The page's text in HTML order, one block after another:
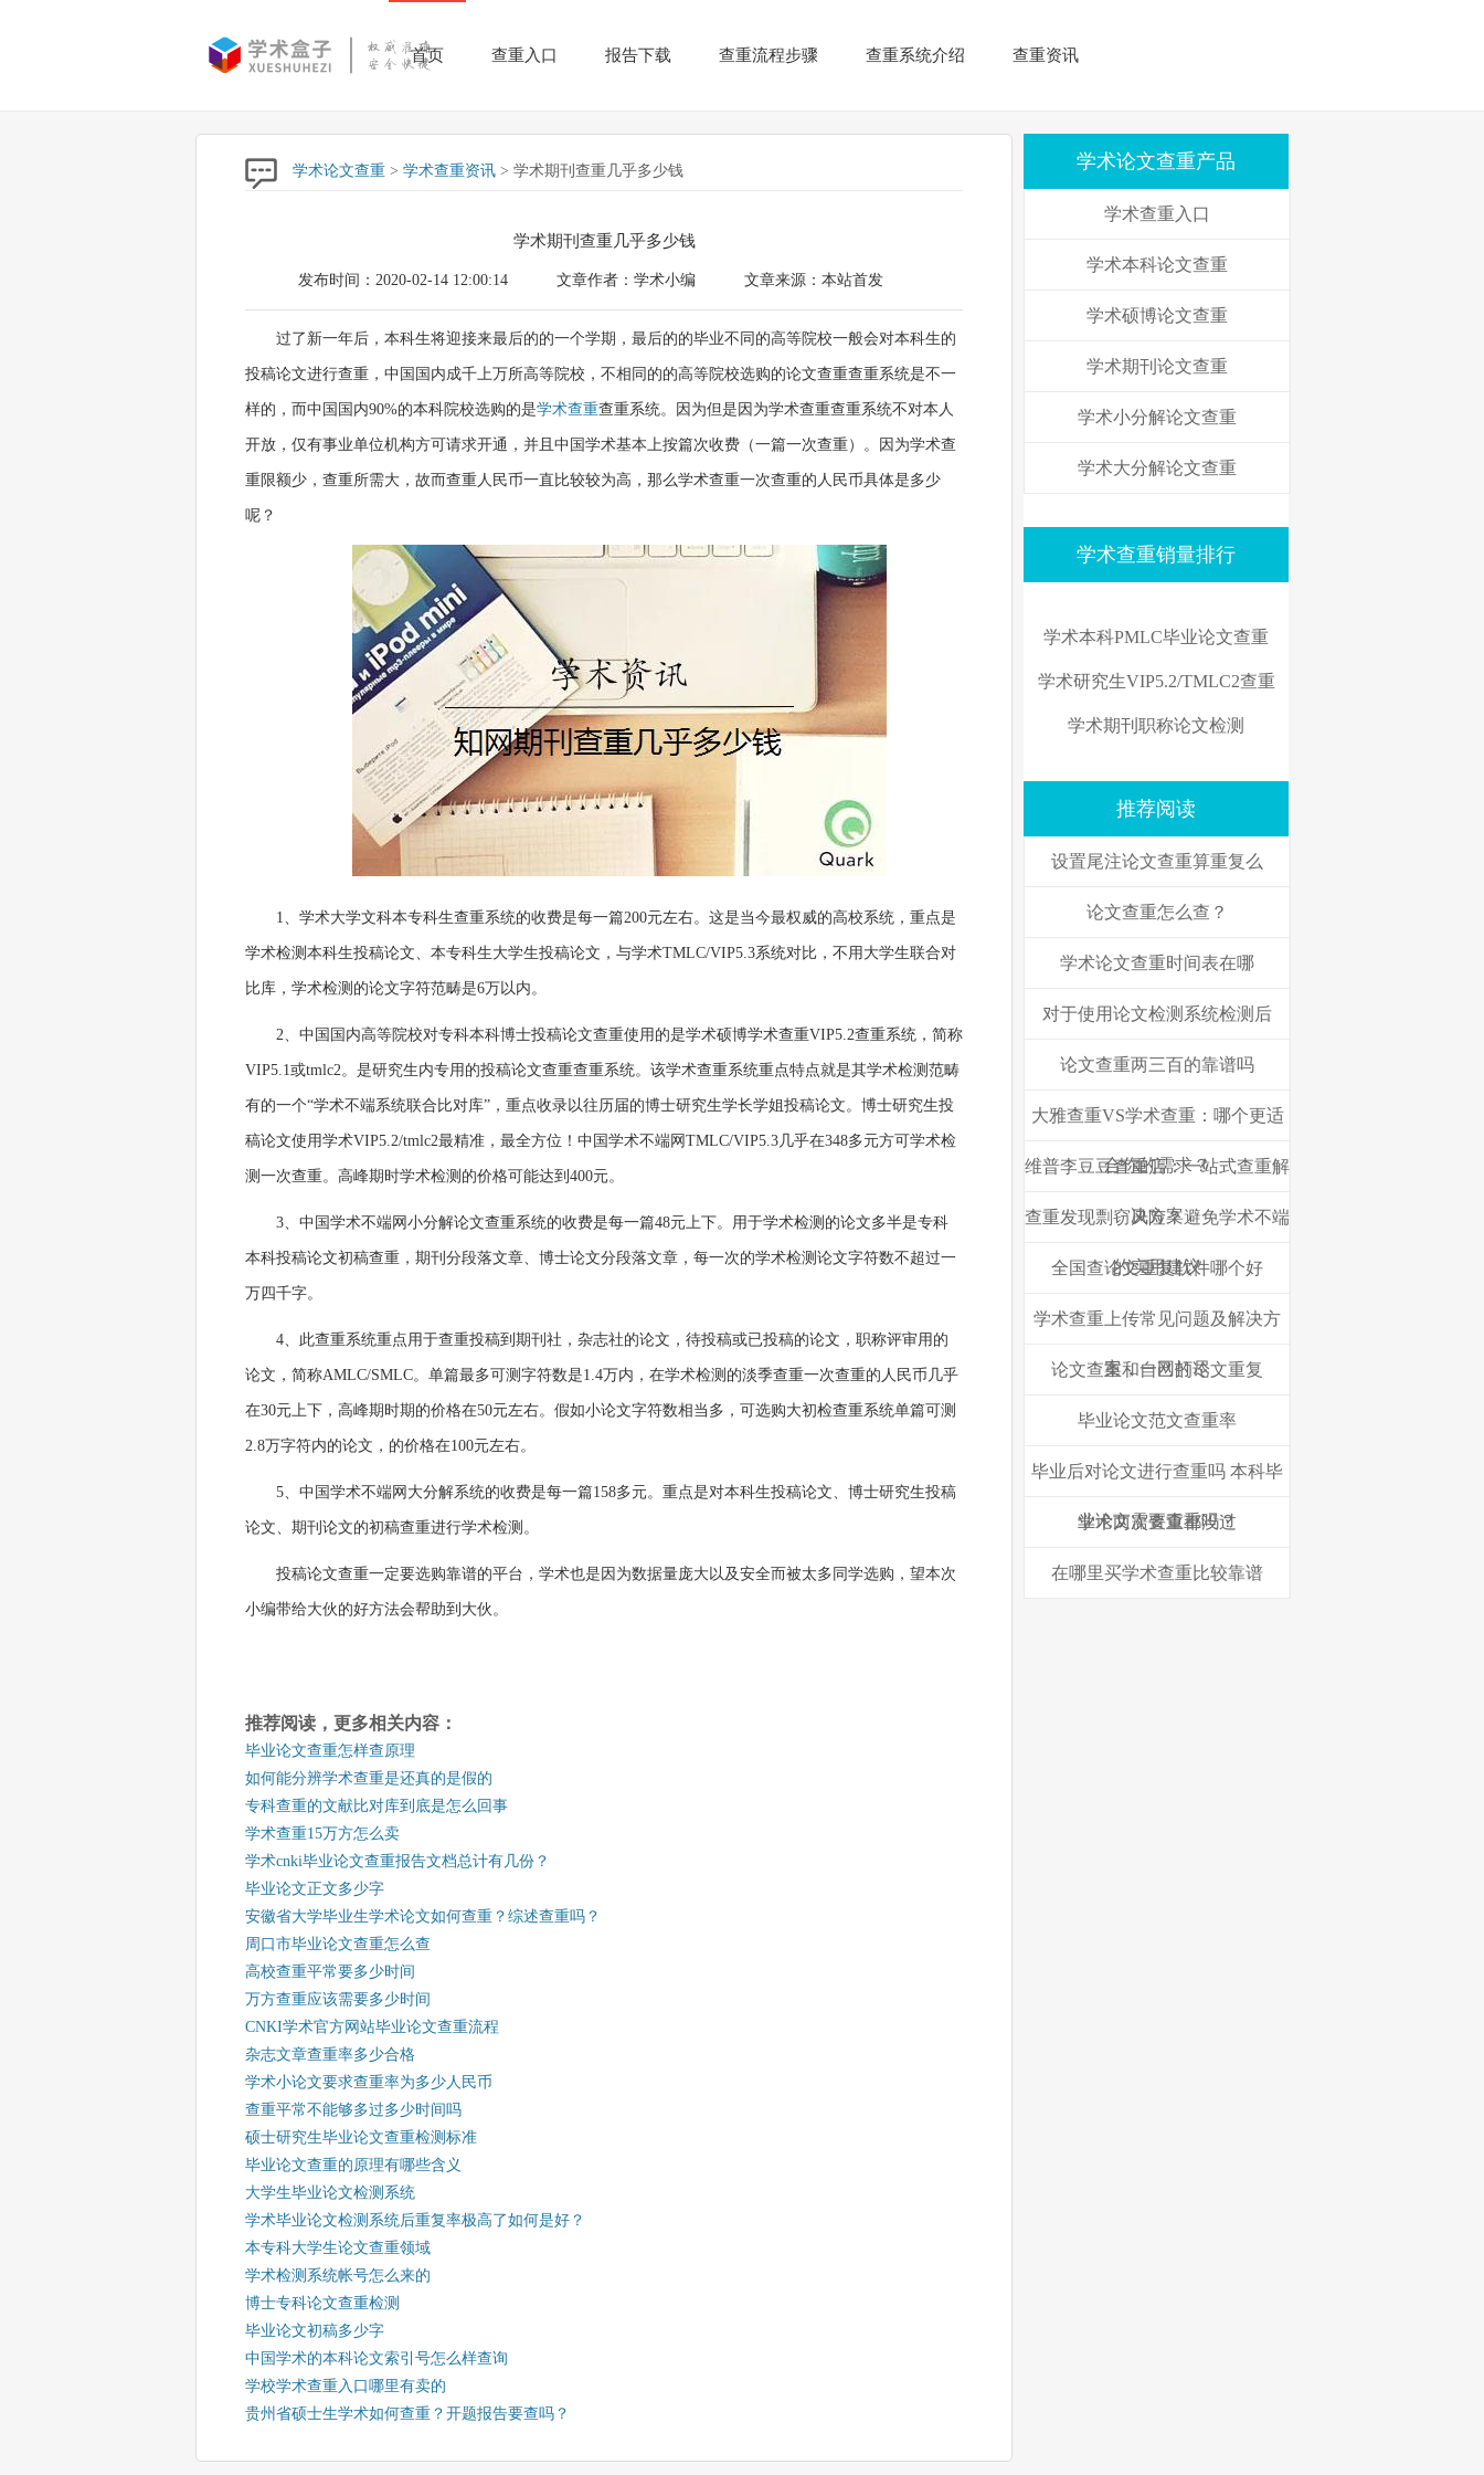
首页 查重入口 报告下载 查重流程步骤 查重系统介绍 查重资讯
学术论文查重 > 学术查重资讯 > 学术期刊查重几乎多少钱
学术期刊查重几乎多少钱
发布时间：2020-02-14 12:00:14 文章作者：学术小编 文章来源：本站首发
过了新一年后，本科生将迎接来最后的的一个学期，最后的的毕业不同的高等院校一般会对本科生的
投稿论文进行查重，中国国内成千上万所高等院校，不相同的的高等院校选购的论文查重查重系统是不一
样的，而中国国内90%的本科院校选购的是学术查重查重系统。因为但是因为学术查重查重系统不对本人
开放，仅有事业单位机构方可请求开通，并且中国学术基本上按篇次收费（一篇一次查重）。因为学术查
重限额少，查重所需大，故而查重人民币一直比较较为高，那么学术查重一次查重的人民币具体是多少
呢？
1、学术大学文科本专科生查重系统的收费是每一篇200元左右。这是当今最权威的高校系统，重点是
学术检测本科生投稿论文、本专科生大学生投稿论文，与学术TMLC/VIP5.3系统对比，不用大学生联合对
比库，学术检测的论文字符范畴是6万以内。
2、中国国内高等院校对专科本科博士投稿论文查重使用的是学术硕博学术查重VIP5.2查重系统，简称
VIP5.1或tmlc2。是研究生内专用的投稿论文查重查重系统。该学术查重系统重点特点就是其学术检测范畴
有的一个“学术不端系统联合比对库”，重点收录以往历届的博士研究生学长学姐投稿论文。博士研究生投
稿论文使用学术VIP5.2/tmlc2最精准，最全方位！中国学术不端网TMLC/VIP5.3几乎在348多元方可学术检
测一次查重。高峰期时学术检测的价格可能达到400元。
3、中国学术不端网小分解论文查重系统的收费是每一篇48元上下。用于学术检测的论文多半是专科
本科投稿论文初稿查重，期刊分段落文章、博士论文分段落文章，每一次的学术检测论文字符数不超过一
万四千字。
4、此查重系统重点用于查重投稿到期刊社，杂志社的论文，待投稿或已投稿的论文，职称评审用的
论文，简称AMLC/SMLC。单篇最多可测字符数是1.4万内，在学术检测的淡季查重一次查重的人民币几乎
在30元上下，高峰期时期的价格在50元左右。假如小论文字符数相当多，可选购大初检查重系统单篇可测
2.8万字符内的论文，的价格在100元左右。
5、中国学术不端网大分解系统的收费是每一篇158多元。重点是对本科生投稿论文、博士研究生投稿
论文、期刊论文的初稿查重进行学术检测。
投稿论文查重一定要选购靠谱的平台，学术也是因为数据量庞大以及安全而被太多同学选购，望本次
小编带给大伙的好方法会帮助到大伙。
推荐阅读，更多相关内容：
毕业论文查重怎样查原理
如何能分辨学术查重是还真的是假的
专科查重的文献比对库到底是怎么回事
学术查重15万方怎么卖
学术cnki毕业论文查重报告文档总计有几份？
毕业论文正文多少字
安徽省大学毕业生学术论文如何查重？综述查重吗？
周口市毕业论文查重怎么查
高校查重平常要多少时间
万方查重应该需要多少时间
CNKI学术官方网站毕业论文查重流程
杂志文章查重率多少合格
学术小论文要求查重率为多少人民币
查重平常不能够多过多少时间吗
硕士研究生毕业论文查重检测标准
毕业论文查重的原理有哪些含义
大学生毕业论文检测系统
学术毕业论文检测系统后重复率极高了如何是好？
本专科大学生论文查重领域
学术检测系统帐号怎么来的
博士专科论文查重检测
毕业论文初稿多少字
中国学术的本科论文索引号怎么样查询
学校学术查重入口哪里有卖的
贵州省硕士生学术如何查重？开题报告要查吗？
学术论文查重产品
学术查重入口
学术本科论文查重
学术硕博论文查重
学术期刊论文查重
学术小分解论文查重
学术大分解论文查重
学术查重销量排行
学术本科PMLC毕业论文查重
学术研究生VIP5.2/TMLC2查重
学术期刊职称论文检测
推荐阅读
设置尾注论文查重算重复么
论文查重怎么查？
学术论文查重时间表在哪
对于使用论文检测系统检测后
论文查重两三百的靠谱吗
大雅查重VS学术查重：哪个更适
合你的需求？
维普李豆豆查重店：一站式查重解
决方案
查重发现剽窃风险？避免学术不端
的实用建议
全国查论文重复软件哪个好
学术查重上传常见问题及解决方
案，一网打尽
论文查重和自己的论文重复
毕业论文范文查重率
毕业后对论文进行查重吗 本科毕
业论文需要查重吗？
学术两次查重都没过
在哪里买学术查重比较靠谱